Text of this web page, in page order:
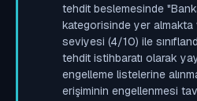
tehdit beslemesinde
kategorisinde yer
seviyesi (4/10) ile
tehdit istihbaratı olarak
engelleme listelerine
erişiminin engellenmesi